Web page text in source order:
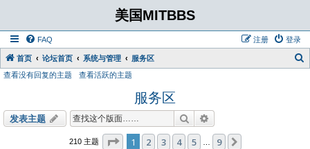
美国MITBBS
FAQ 登录
注册
首页 论坛首页 系统与管理 服务区
查看没有回复的主题 查看活跃的主题
服务区
发表主题 搜索
210 主题 分页：1 9
1 2 3 4 5 9